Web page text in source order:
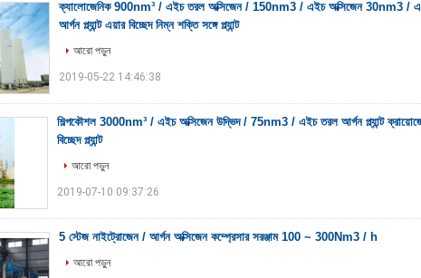
ক্যালোজেনিক 900nm³ / এইচ তরল অক্সিজেন / 150nm3 / এইচ অক্সিজেন 30nm3 /
আর্গন প্ল্যান্ট এয়ার বিচ্ছেদ নিম্ন শক্তি সঙ্গে প্ল্যান্ট
আরো পড়ুন
2019-05-22 14:46:38
শিল্পকৌশল 3000nm³ / এইচ অক্সিজেন উদ্ভিদ / 75nm3 / এইচ তরল আর্গন প্ল্যান্ট
বিচ্ছেদ প্ল্যান্ট
আরো পড়ুন
2019-07-10 09:37:26
5 স্টেজ নাইট্রোজেন / আর্গন অক্সিজেন কম্প্রেসার সরঞ্জাম 100 ~ 300Nm3 / h
আরো পড়ুন